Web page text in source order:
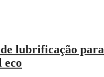
lubrificação para